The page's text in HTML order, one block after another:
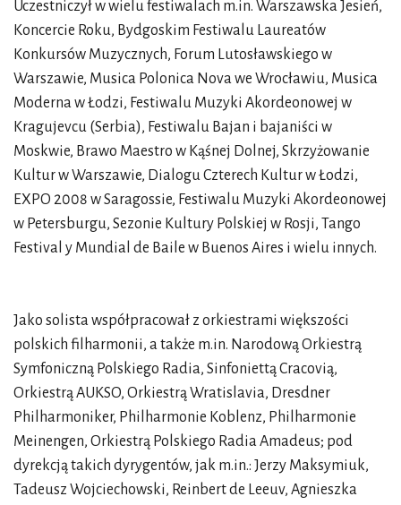
Uczestniczył w wielu festiwalach m.in. Warszawska Jesień,
Koncercie Roku, Bydgoskim Festiwalu Laureatów
Konkursów Muzycznych, Forum Lutosławskiego w
Warszawie, Musica Polonica Nova we Wrocławiu, Musica
Moderna w Łodzi, Festiwalu Muzyki Akordeonowej w
Kragujevcu (Serbia), Festiwalu Bajan i bajaniści w
Moskwie, Brawo Maestro w Kąśnej Dolnej, Skrzyżowanie
Kultur w Warszawie, Dialogu Czterech Kultur w Łodzi,
EXPO 2008 w Saragossie, Festiwalu Muzyki Akordeonowej
w Petersburgu, Sezonie Kultury Polskiej w Rosji, Tango
Festival y Mundial de Baile w Buenos Aires i wielu innych.
Jako solista współpracował z orkiestrami większości
polskich filharmonii, a także m.in. Narodową Orkiestrą
Symfoniczną Polskiego Radia, Sinfoniettą Cracovią,
Orkiestrą AUKSO, Orkiestrą Wratislavia, Dresdner
Philharmoniker, Philharmonie Koblenz, Philharmonie
Meinengen, Orkiestrą Polskiego Radia Amadeus; pod
dyrekcją takich dyrygentów, jak m.in.: Jerzy Maksymiuk,
Tadeusz Wojciechowski, Reinbert de Leeuv, Agnieszka